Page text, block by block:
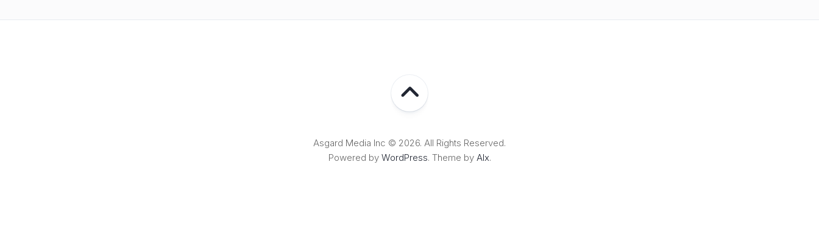
Asgard Media Inc © 2026. All Rights Reserved.
Powered by WordPress. Theme by Alx.